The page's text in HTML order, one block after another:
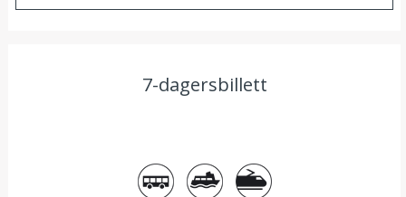
7-dagersbillett
Buss Båt Tog